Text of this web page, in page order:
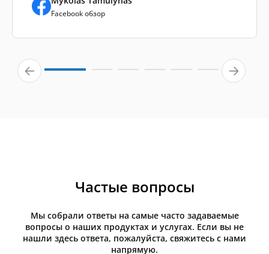
Facebook обзор
Частые вопросы
Мы собрали ответы на самые часто задаваемые
вопросы о наших продуктах и услугах. Если вы не
нашли здесь ответа, пожалуйста, свяжитесь с нами
напрямую.